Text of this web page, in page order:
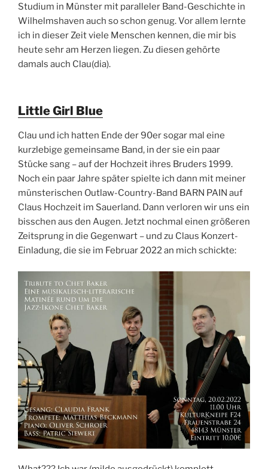
Studium in Münster mit paralleler Band-Geschichte in
Wilhelmshaven auch so schon genug. Vor allem lernte
ich in dieser Zeit viele Menschen kennen, die mir bis
heute sehr am Herzen liegen. Zu diesen gehörte
damals auch Clau(dia).
Little Girl Blue
Clau und ich hatten Ende der 90er sogar mal eine
kurzlebige gemeinsame Band, in der sie ein paar
Stücke sang – auf der Hochzeit ihres Bruders 1999.
Noch ein paar Jahre später spielte ich dann mit meiner
münsterischen Outlaw-Country-Band BARN PAIN auf
Claus Hochzeit im Sauerland. Dann verloren wir uns ein
bisschen aus den Augen. Jetzt nochmal einen größeren
Zeitsprung in die Gegenwart – und zu Claus Konzert-
Einladung, die sie im Februar 2022 an mich schickte: